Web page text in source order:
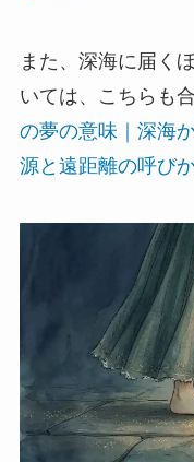
また、深海に届く
いては、こちらも
の夢の意味｜深海
源と遠距離の呼び